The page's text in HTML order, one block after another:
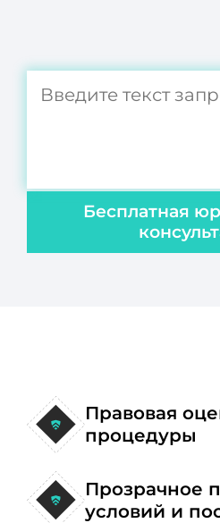
Бесплатная
Правовая
процедуры
Прозрачное
условий и